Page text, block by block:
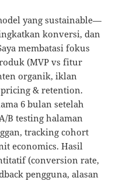
yang sustainable—
konversi, dan
membatasi fokus
(MVP vs fitur
organik, iklan
& retention.
6 bulan setelah
B testing halaman
tracking cohort
economics. Hasil
(conversion rate,
pengguna, alasan